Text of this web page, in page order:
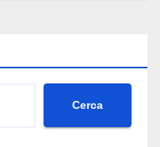
Cerca